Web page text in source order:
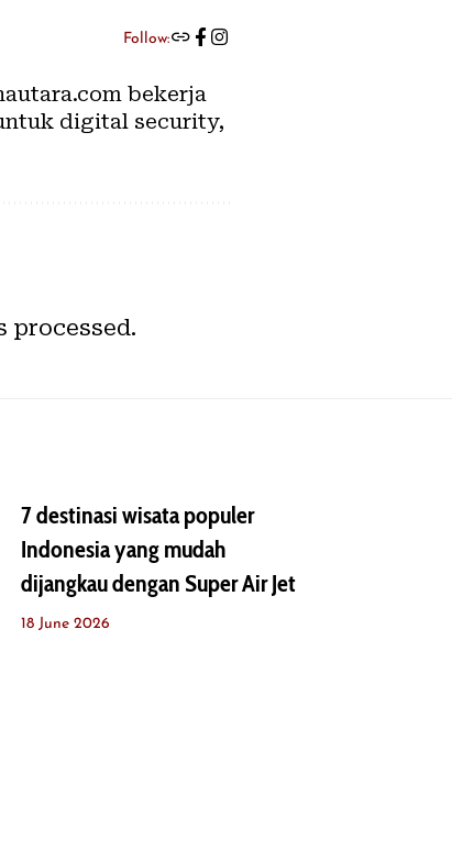
Follow:
bekerja
digital security,
processed.
7 destinasi wisata populer
Indonesia yang mudah
dijangkau dengan Super Air Jet
18 June 2026